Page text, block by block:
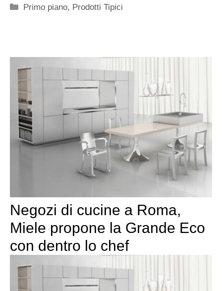
Categorie
Primo piano, Prodotti Tipici
Negozi di cucine a Roma,
Miele propone la Grande Eco
con dentro lo chef